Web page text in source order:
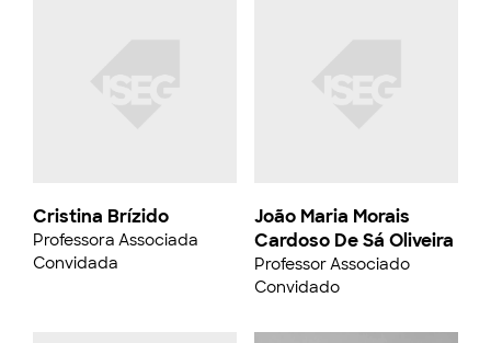
Cristina Brízido
Professora Associada
Convidada
João Maria Morais
Cardoso De Sá Oliveira
Professor Associado
Convidado